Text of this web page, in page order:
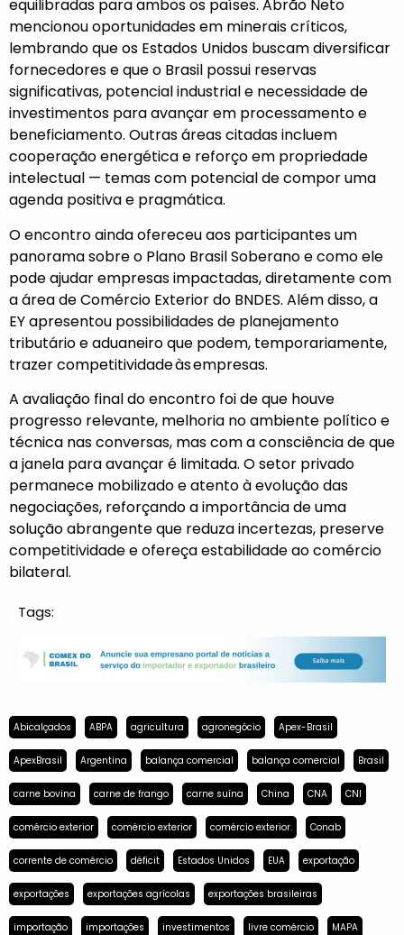
equilibradas para ambos os países. Abrão Neto
mencionou oportunidades em minerais críticos,
lembrando que os Estados Unidos buscam diversificar
fornecedores e que o Brasil possui reservas
significativas, potencial industrial e necessidade de
investimentos para avançar em processamento e
beneficiamento. Outras áreas citadas incluem
cooperação energética e reforço em propriedade
intelectual — temas com potencial de compor uma
agenda positiva e pragmática.
O encontro ainda ofereceu aos participantes um
panorama sobre o Plano Brasil Soberano e como ele
pode ajudar empresas impactadas, diretamente com
a área de Comércio Exterior do BNDES. Além disso, a
EY apresentou possibilidades de planejamento
tributário e aduaneiro que podem, temporariamente,
trazer competitividade às empresas.
A avaliação final do encontro foi de que houve
progresso relevante, melhoria no ambiente político e
técnica nas conversas, mas com a consciência de que
a janela para avançar é limitada. O setor privado
permanece mobilizado e atento à evolução das
negociações, reforçando a importância de uma
solução abrangente que reduza incertezas, preserve
competitividade e ofereça estabilidade ao comércio
bilateral.
Tags:
Abicalçados ABPA agricultura agronegócio Apex-Brasil
ApexBrasil Argentina balança comercial balança comercial Brasil
carne bovina carne de frango carne suína China CNA CNI
comércio exterior comércio exterior comércio exterior. Conab
corrente de comércio déficit Estados Unidos EUA exportação
exportações exportações agrícolas exportações brasileiras
importação importações investimentos livre comércio MAPA